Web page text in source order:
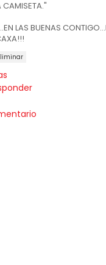
CAMISETA."
LAS BUENAS